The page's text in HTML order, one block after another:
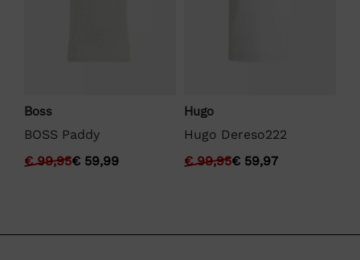
Boss
BOSS Paddy
€99,95€ 59,99
Hugo
Hugo Dereso222
€99,95€ 59,97